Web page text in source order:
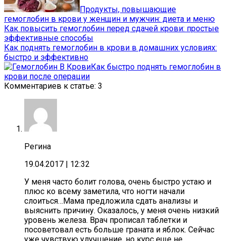
Продукты, повышающие
гемоглобин в крови у женщин и мужчин: диета и меню
Как повысить гемоглобин перед сдачей крови: простые
эффективные способы
Как поднять гемоглобин в крови в домашних условиях:
быстро и эффективно
Как быстро поднять гемоглобин в
крови после операции
Комментариев к статье: 3
Регина
19.04.2017 | 12:32
У меня часто болит голова, очень быстро устаю и
плюс ко всему заметила, что ногти начали
слоиться…Мама предложила сдать анализы и
выяснить причину. Оказалось, у меня очень низкий
уровень железа. Врач прописал таблетки и
посоветовал есть больше граната и яблок. Сейчас
уже чувствую улучшение, но курс еще не